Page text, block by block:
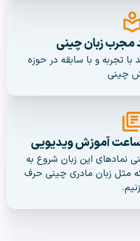
نماد‌های این زبان شروع به
مثل زبان مادری چینی حرف
مجرب زبان چینی
تجربه و با سابقه در حوزه
چینی